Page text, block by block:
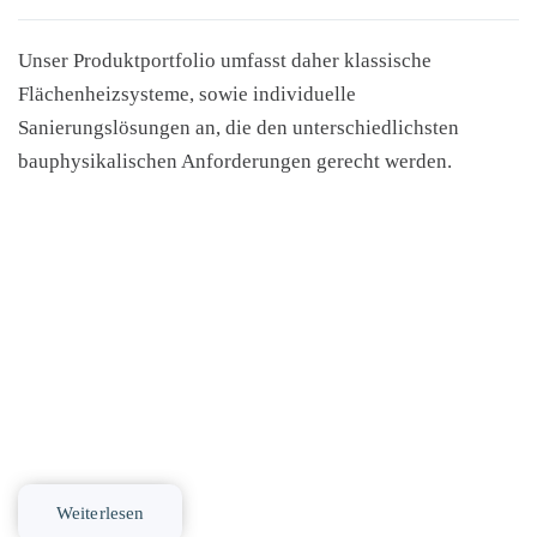
Unser Produktportfolio umfasst daher klassische
Flächenheizsysteme, sowie individuelle
Sanierungslösungen an, die den unterschiedlichsten
bauphysikalischen Anforderungen gerecht werden.
Weiterlesen